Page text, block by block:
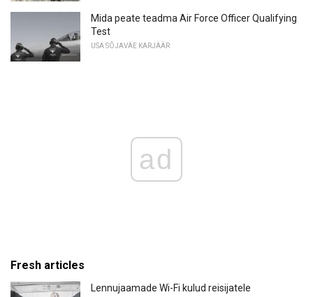
Mida peate teadma Air Force Officer Qualifying
Test
USA SÕJAVÄE KARJÄÄR
ad
Fresh articles
Lennujaamade Wi-Fi kulud reisijatele